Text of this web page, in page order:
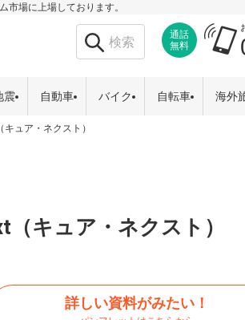
市場に上場しております。
通話
無料
震 自動車 バイク 自転車 海外
キュア・ネクスト）
（キュア・ネクスト）
詳しい資料がみたい！